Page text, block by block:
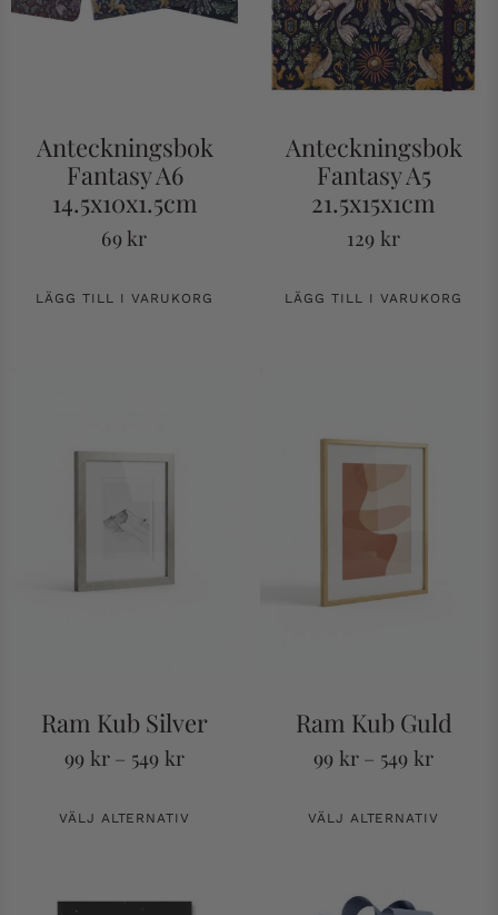
Anteckningsbok
Fantasy A6
14.5x10x1.5cm
69kr
LÄGG TILL I VARUKORG
Anteckningsbok
Fantasy A5
21.5x15x1cm
129 kr
LÄGG TILL I VARUKORG
Ram Kub Silver
99 kr – 549 kr
VÄLJ ALTERNATIV
Ram Kub Guld
99 kr – 549 kr
VÄLJ ALTERNATIV